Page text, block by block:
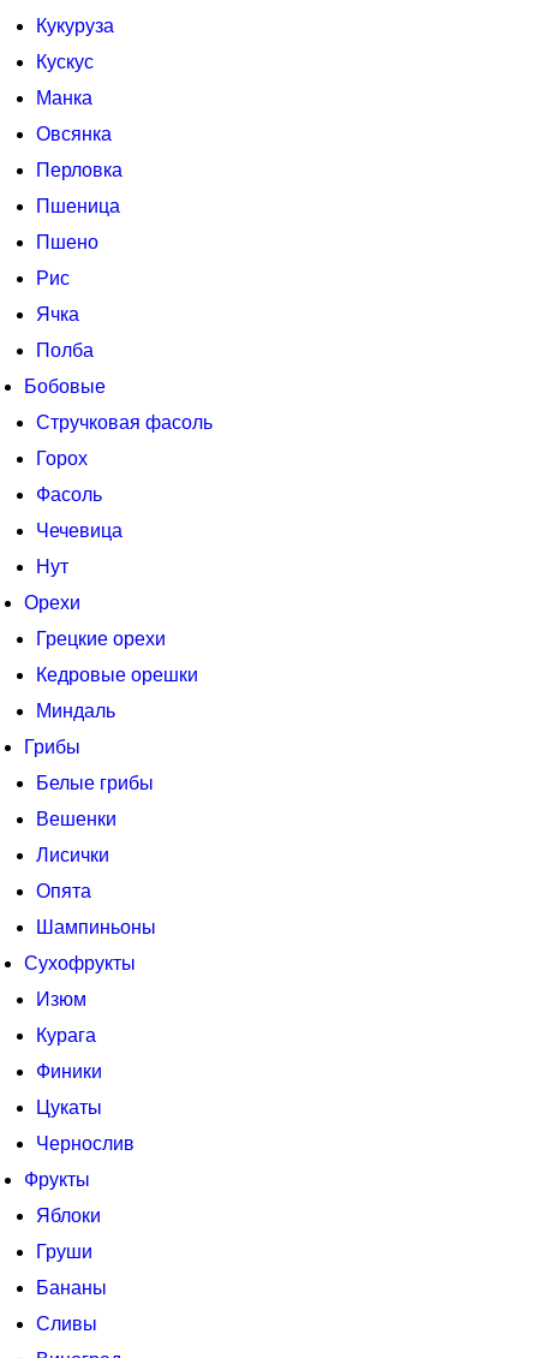
Кукуруза
Кускус
Манка
Овсянка
Перловка
Пшеница
Пшено
Рис
Ячка
Полба
Бобовые
Стручковая фасоль
Горох
Фасоль
Чечевица
Нут
Орехи
Грецкие орехи
Кедровые орешки
Миндаль
Грибы
Белые грибы
Вешенки
Лисички
Опята
Шампиньоны
Сухофрукты
Изюм
Курага
Финики
Цукаты
Чернослив
Фрукты
Яблоки
Груши
Бананы
Сливы